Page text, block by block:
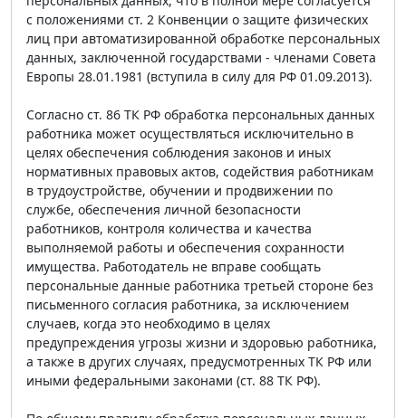
с положениями ст. 2 Конвенции о защите физических
лиц при автоматизированной обработке персональных
данных, заключенной государствами - членами Совета
Европы 28.01.1981 (вступила в силу для РФ 01.09.2013).
Согласно ст. 86 ТК РФ обработка персональных данных
работника может осуществляться исключительно в
целях обеспечения соблюдения законов и иных
нормативных правовых актов, содействия работникам
в трудоустройстве, обучении и продвижении по
службе, обеспечения личной безопасности
работников, контроля количества и качества
выполняемой работы и обеспечения сохранности
имущества. Работодатель не вправе сообщать
персональные данные работника третьей стороне без
письменного согласия работника, за исключением
случаев, когда это необходимо в целях
предупреждения угрозы жизни и здоровью работника,
а также в других случаях, предусмотренных ТК РФ или
иными федеральными законами (ст. 88 ТК РФ).